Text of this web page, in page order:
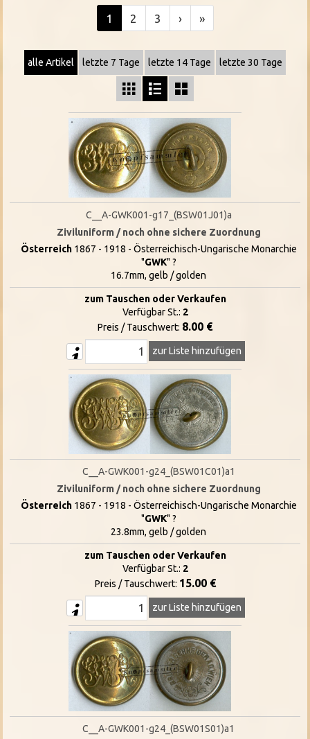
1 2 3 › »
alle Artikel letzte 7 Tage letzte 14 Tage letzte 30 Tage
  
C__A-GWK001-g17_(BSW01J01)a
Ziviluniform / noch ohne sichere Zuordnung
Österreich1867 - 1918 - Österreichisch-Ungarische Monarchie
"GWK" ?
16.7mm, gelb / golden
zum Tauschen oder Verkaufen
Verfügbar St.: 2
Preis / Tauschwert: 8.00 €
zur Liste hinzufügen
C__A-GWK001-g24_(BSW01C01)a1
Ziviluniform / noch ohne sichere Zuordnung
Österreich1867 - 1918 - Österreichisch-Ungarische Monarchie
"GWK" ?
23.8mm, gelb / golden
zum Tauschen oder Verkaufen
Verfügbar St.: 2
Preis / Tauschwert: 15.00 €
zur Liste hinzufügen
C__A-GWK001-g24_(BSW01S01)a1